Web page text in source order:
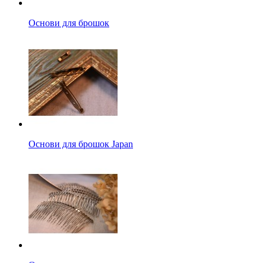
Основи для брошок
Основи для брошок Japan